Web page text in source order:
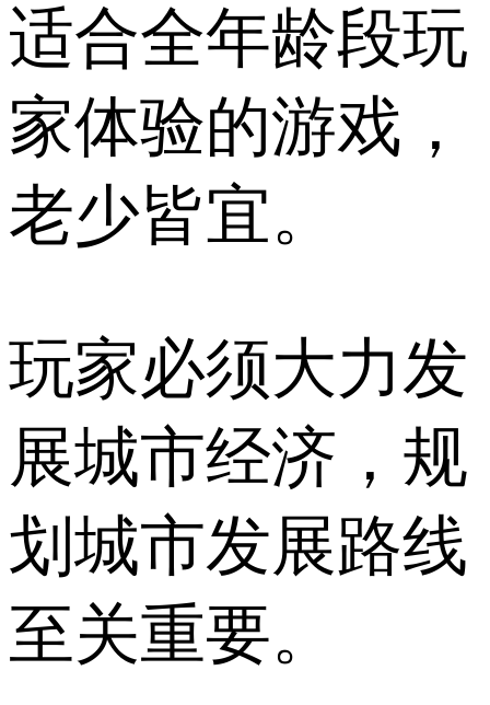
适合全年龄段玩
家体验的游戏，
老少皆宜。
玩家必须大力发
展城市经济，规
划城市发展路线
至关重要。